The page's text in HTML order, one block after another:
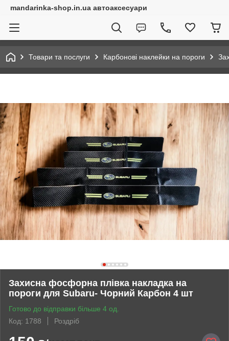
mandarinka-shop.in.ua автоаксесуари
Товари та послуги Карбонові наклейки на пороги
Захисна фосфорна плівка накладка на
пороги для Subaru- Чорний Карбон 4 шт
Готово до відправки більше 4 од.
Код: 1788
Роздріб